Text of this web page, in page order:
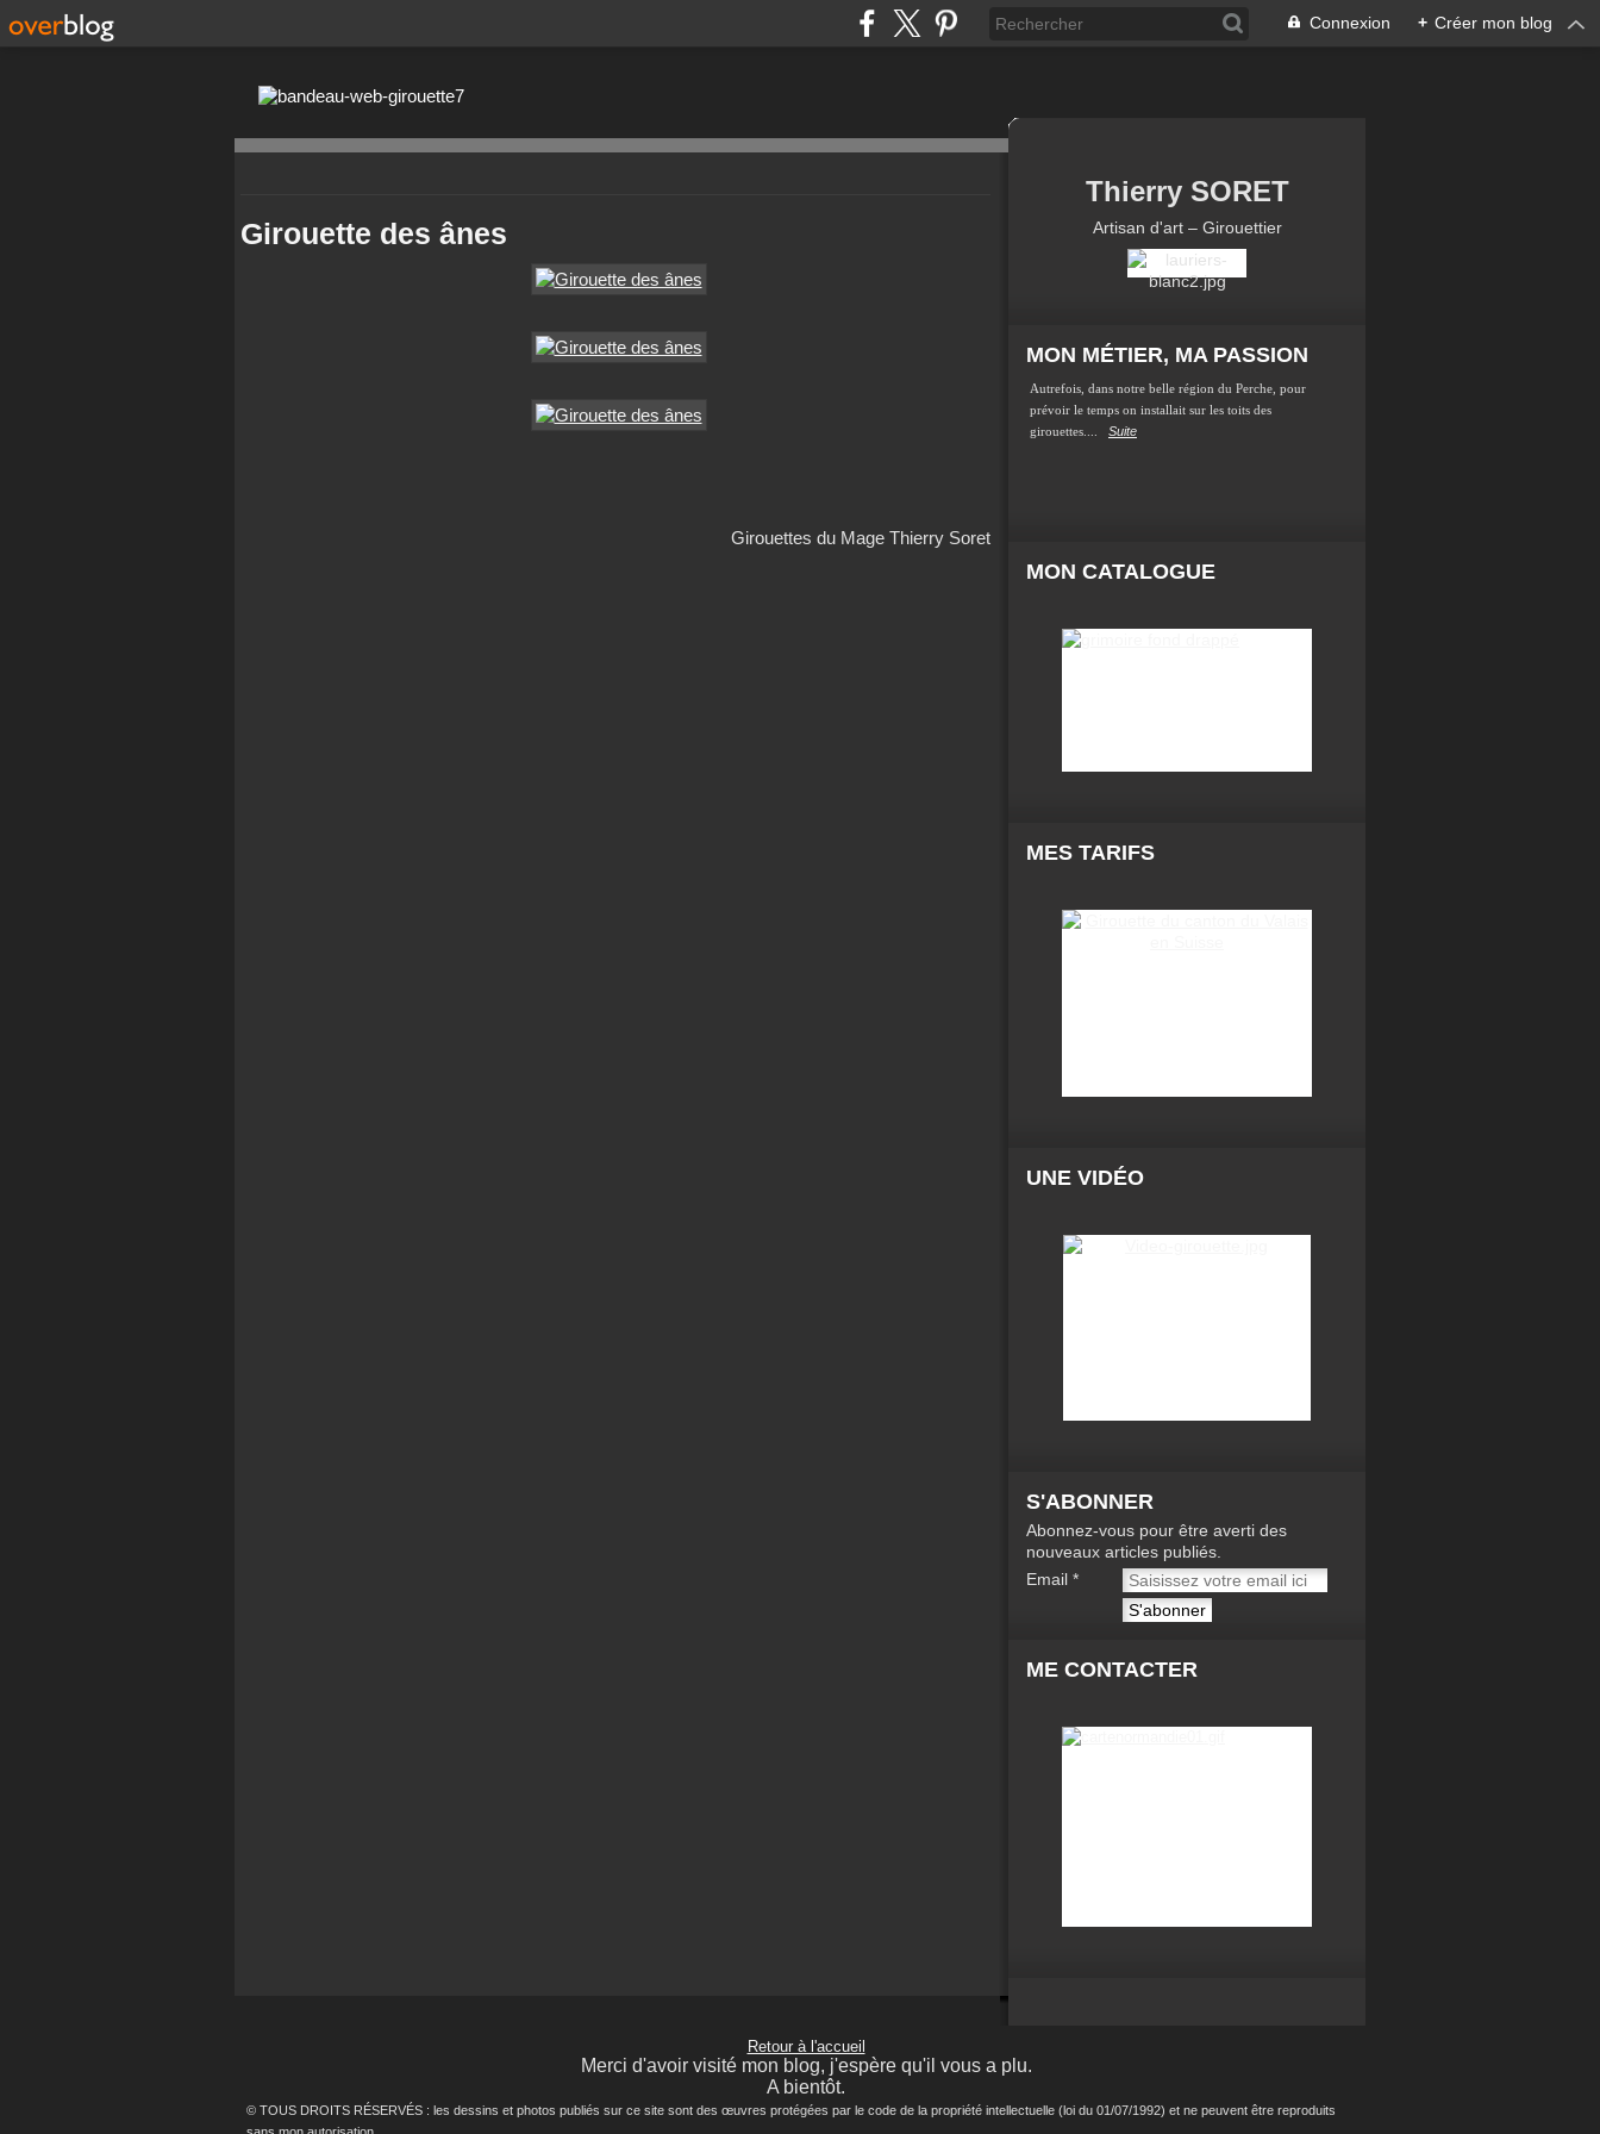
Connexion + Créer mon blog
Girouette des ânes
Girouettes du Mage Thierry Soret
Thierry SORET
Artisan d'art – Girouettier
MON MÉTIER, MA PASSION
Autrefois, dans notre belle région du Perche, pour
prévoir le temps on installait sur les toits des
girouettes....
Suite
MON CATALOGUE
MES TARIFS
UNE VIDÉO
S'ABONNER
Abonnez-vous pour être averti des
nouveaux articles publiés.
Email
ME CONTACTER
Retour à l'accueil
Merci d'avoir visité mon blog, j'espère qu'il vous a plu.
A bientôt.
© TOUS DROITS RÉSERVÉS : les dessins et photos publiés sur ce site sont des œuvres protégées par le code de la propriété intellectuelle (loi du 01/07/1992) et ne peuvent être reproduits